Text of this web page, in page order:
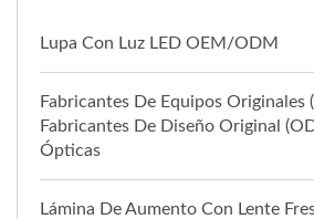
Lupa Con Luz LED OEM/ODM
Fabricantes De Equipos Originales
Fabricantes De Diseño Original
Ópticas
Lámina De Aumento Con Lente